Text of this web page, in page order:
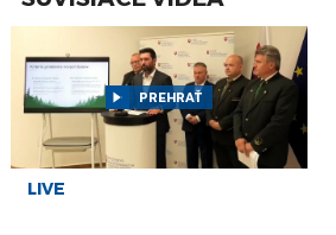
30
hydrometeorologického ústavu
30
júl
ZÁZNAM: ZMOS a Zdravý vinič
memorandum o edukácii o
viniča
28
júl
ZÁZNAM: ZMOS urobí s MV i
PREHRAŤ
LIVE